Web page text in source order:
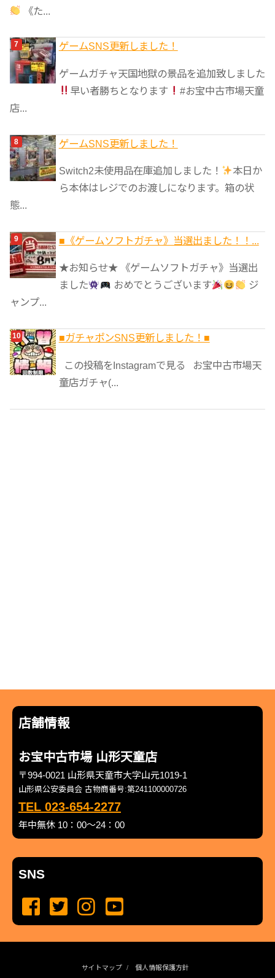
《た...
ゲームSNS更新しました！
ゲームガチャ天国地獄の景品を追加致しました
早い者勝ちとなります
#お宝中古市場天童
店...
ゲームSNS更新しました！
Switch2未使用品在庫追加しました！
本日か
ら本体はレジでのお渡しになります。箱の状
態...
■《ゲームソフトガチャ》当選出ました！！...
★お知らせ★ 《ゲームソフトガチャ》当選出
ました
おめでとうございます
ジ
ャンプ...
■ガチャポンSNS更新しました！■
この投稿をInstagramで見る お宝中古市場天
童店ガチャ(...
店舗情報
お宝中古市場 山形天童店
〒994-0021 山形県天童市大字山元1019-1
山形県公安委員会 古物商番号:第241100000726
TEL 023-654-2277
年中無休 10：00～24：00
SNS
サイトマップ 個人情報保護方針